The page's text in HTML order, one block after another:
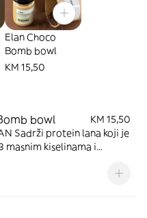
Elan Choco
Bomb bowl
KM 15,50
bowl
KM 15,50
Sadrži protein lana koji je
masnim kiselinama i